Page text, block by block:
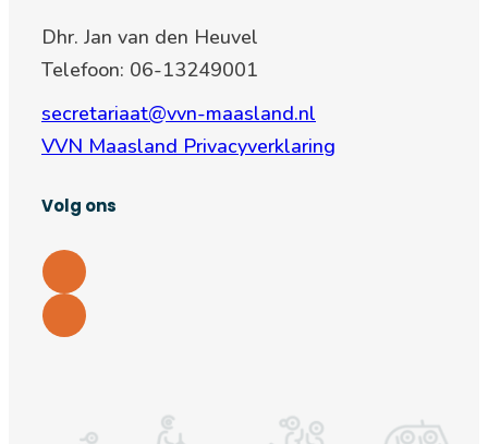
Dhr. Jan van den Heuvel
Telefoon: 06-13249001
secretariaat@vvn-maasland.nl
VVN Maasland Privacyverklaring
Volg ons